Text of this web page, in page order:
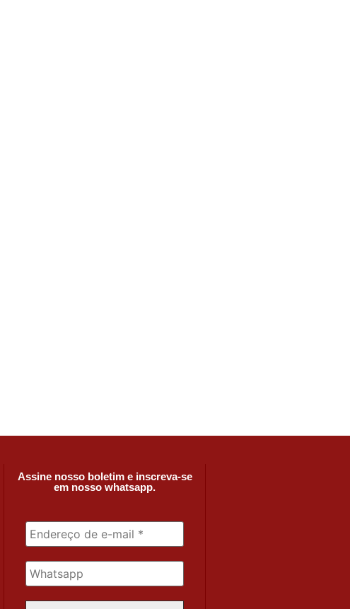
Assine nosso boletim e inscreva-se
em nosso whatsapp.